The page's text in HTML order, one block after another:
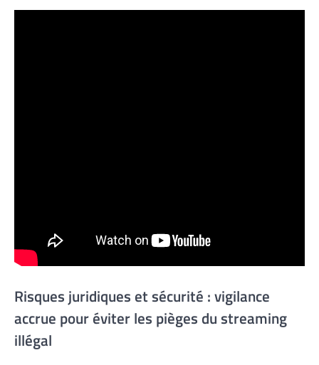
Risques juridiques et sécurité : vigilance
accrue pour éviter les pièges du streaming
illégal